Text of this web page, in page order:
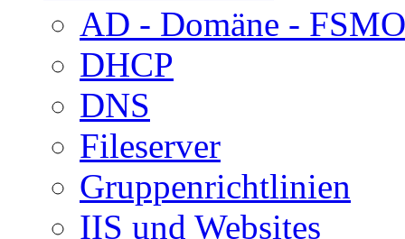
AD - Domäne - FSMO
DHCP
DNS
Fileserver
Gruppenrichtlinien
IIS und Websites